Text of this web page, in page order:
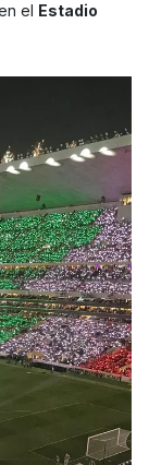
el Estadio